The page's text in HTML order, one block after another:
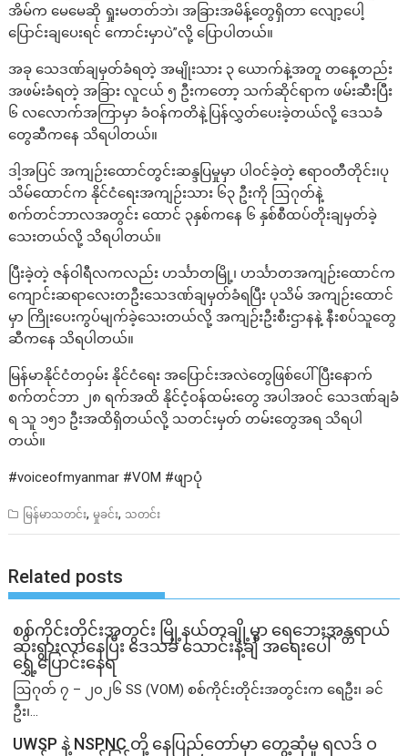
အိမ်က မေမေဆို ရှုးမတတ်ဘဲ၊ အခြားအမိန့်တွေရှိတာ လျော့ပေါ့
ပြောင်းချပေးရင် ကောင်းမှာပဲ”လို့ ပြောပါတယ်။
အခု သေဒဏ်ချမှတ်ခံရတဲ့ အမျိုးသား ၃ ယောက်နဲ့အတူ တနေ့တည်း
အဖမ်းခံရတဲ့ အခြား လူငယ် ၅ ဦးကတော့ သက်ဆိုင်ရာက ဖမ်းဆီးပြီး
၆ လလောက်အကြာမှာ ခံဝန်ကတိနဲ့ပြန်လွှတ်ပေးခဲ့တယ်လို့ ဒေသခံ
တွေဆီကနေ သိရပါတယ်။
ဒါ့အပြင် အကျဉ်းထောင်တွင်းဆန္ဒပြမှုမှာ ပါဝင်ခဲ့တဲ့ ဧရာဝတီတိုင်း၊ပု
သိမ်ထောင်က နိုင်ငံရေးအကျဉ်းသား ၆၃ ဦးကို ဩဂုတ်နဲ့
စက်တင်ဘာလအတွင်း ထောင် ၃နှစ်ကနေ ၆ နှစ်စီထပ်တိုးချမှတ်ခဲ့
သေးတယ်လို့ သိရပါတယ်။
ပြီးခဲ့တဲ့ ဇန်ဝါရီလကလည်း ဟင်္သာတမြို့၊ ဟင်္သာတအကျဉ်းထောင်က
ကျောင်းဆရာလေးတဦးသေဒဏ်ချမှတ်ခံရပြီး ပုသိမ် အကျဉ်းထောင်
မှာ ကြိုးပေးကွပ်မျက်ခဲ့သေးတယ်လို့ အကျဉ်းဦးစီးဌာနနဲ့ နီးစပ်သူတွေ
ဆီကနေ သိရပါတယ်။
မြန်မာနိုင်ငံတဝှမ်း နိုင်ငံရေး အပြောင်းအလဲတွေဖြစ်ပေါ်ပြီးနောက်
စက်တင်ဘာ ၂၈ ရက်အထိ နိုင်ငံ့ဝန်ထမ်းတွေ အပါအဝင် သေဒဏ်ချခံ
ရ သူ ၁၅၁ ဦးအထိရှိတယ်လို့ သတင်းမှတ် တမ်းတွေအရ သိရပါ
တယ်။
#voiceofmyanmar #VOM #ဖျာပုံ
မြန်မာသတင်း,မှုခင်း, သတင်း
Related posts
စစ်ကိုင်းတိုင်းအတွင်း မြို့နယ်တချို့မှာ ရေဘေးအန္တရာယ်
ဆိုးရွားလာနေပြီး ဒေသခံ သောင်းနဲ့ချီ အရေးပေါ်
ရွှေ့ပြောင်းနေရ
ဩဂုတ် ၇ – ၂၀၂၆ SS (VOM) စစ်ကိုင်းတိုင်းအတွင်းက ရေဦး၊ ခင်
ဦး၊...
UWSP နဲ့ NSPNC တို့ နေပြည်တော်မှာ တွေ့ဆုံမှု ရလဒ် ဝ